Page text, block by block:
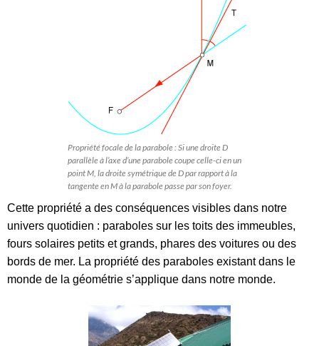
Propriété focale de la parabole : Si une droite D
parallèle à l’axe d’une parabole coupe celle-ci en un
point M, la droite symétrique de D par rapport à la
tangente en M à la parabole passe par son foyer.
Cette propriété a des conséquences visibles dans notre
univers quotidien : paraboles sur les toits des immeubles,
fours solaires petits et grands, phares des voitures ou des
bords de mer. La propriété des paraboles existant dans le
monde de la géométrie s’applique dans notre monde.